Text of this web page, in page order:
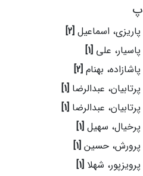
پ
پاریزی، اسماعیل [2]
پاسیار، علی [1]
پاشازاده، بهنام [2]
پرتابیان، عبدالرضا [1]
پرتابیان، عبدالرضا [1]
پرخیال، سهیل [1]
پرورش، حسین [1]
پرویزپور، شهلا [1]